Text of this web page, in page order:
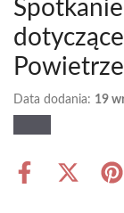
Data dodania: 19
Share
Share